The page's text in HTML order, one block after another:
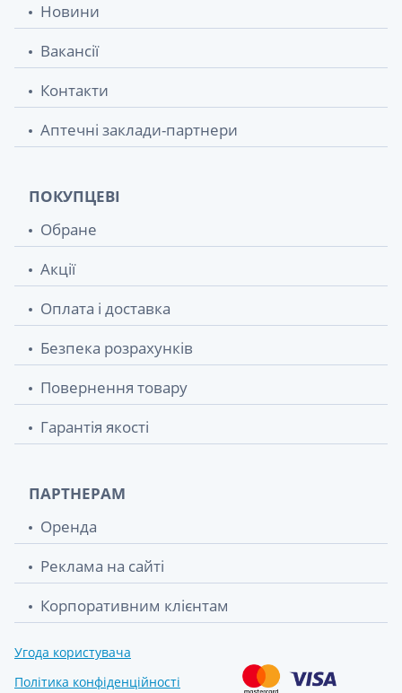
Новини
Вакансії
Контакти
Аптечні заклади-партнери
ПОКУПЦЕВІ
Обране
Акції
Оплата і доставка
Безпека розрахунків
Повернення товару
Гарантія якості
ПАРТНЕРАМ
Оренда
Реклама на сайті
Корпоративним клієнтам
Угода користувача
Політика конфіденційності